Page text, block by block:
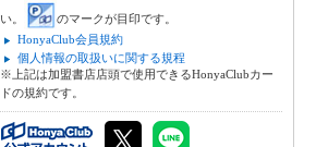
い。
のマークが目印です。
HonyaClub会員規約
個人情報の取扱いに関する規程
※上記は加盟書店店頭で使用できるHonyaClubカー
ドの規約です。